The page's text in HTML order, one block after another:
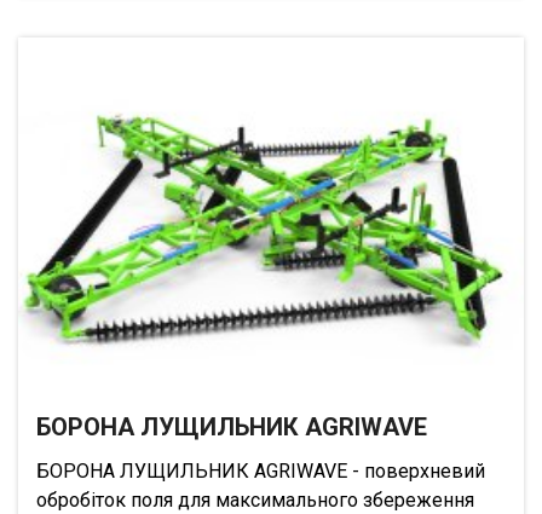
БОРОНА ЛУЩИЛЬНИК AGRIWAVE
БОРОНА ЛУЩИЛЬНИК AGRIWAVE - поверхневий
обробіток поля для максимального збереження